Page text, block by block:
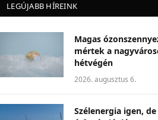
LEGÚJABB HÍREINK
Magas
mértek a
hétvégén
2026. augusztus 6.
Szélenergia igen,